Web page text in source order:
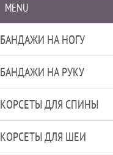
MENU
БАНДАЖИ НА НОГУ
БАНДАЖИ НА РУКУ
КОРСЕТЫ ДЛЯ СПИНЫ
КОРСЕТЫ ДЛЯ ШЕИ